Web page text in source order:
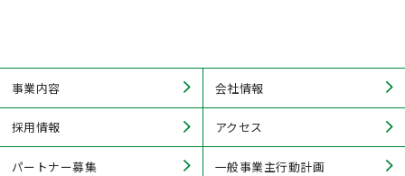
事業内容 会社情報
採用情報 アクセス
パートナー募集 一般事業主行動計画